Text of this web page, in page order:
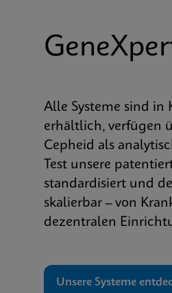
Alle Systeme sind
erhältlich, verfügen
Cepheid als
Test unsere
standardisiert und
skalierbar – von
dezentralen
Unsere Systeme